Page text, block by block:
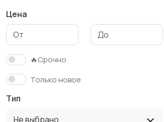
Спортивное питание
Цена
🔥Срочно
Только новое
Тип
Не выбрано